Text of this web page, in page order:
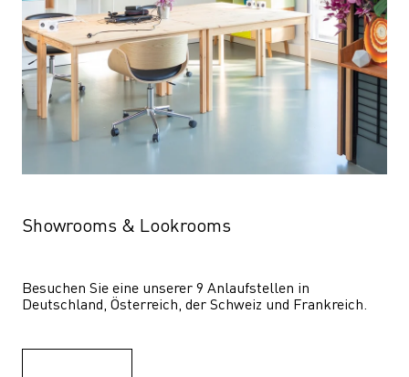
Showrooms & Lookrooms
Besuchen Sie eine unserer 9 Anlaufstellen in
Deutschland, Österreich, der Schweiz und Frankreich.